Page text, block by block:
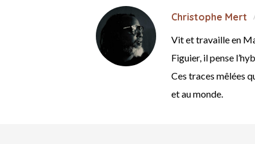
Christophe Mert
Vit et travaille en
Figuier, il pense
Ces traces mêlées
et au monde.